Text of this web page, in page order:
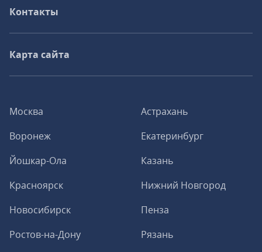
Москва
Астрахань
Воронеж
Екатеринбург
Йошкар-Ола
Казань
Красноярск
Нижний Новгород
Новосибирск
Пенза
Ростов-на-Дону
Рязань
Контакты
Карта сайта